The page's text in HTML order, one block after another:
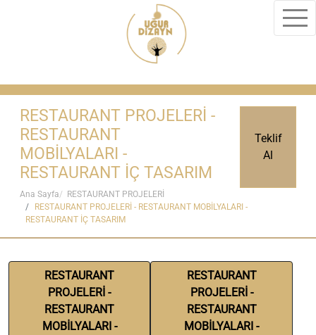
RESTAURANT PROJELERİ -
RESTAURANT
MOBİLYALARI -
RESTAURANT İÇ TASARIM
Teklif
Al
Ana Sayfa
RESTAURANT PROJELERİ
RESTAURANT PROJELERİ - RESTAURANT MOBİLYALARI -
RESTAURANT İÇ TASARIM
RESTAURANT
PROJELERİ -
RESTAURANT
MOBİLYALARI -
RESTAURANT
PROJELERİ -
RESTAURANT
MOBİLYALARI -